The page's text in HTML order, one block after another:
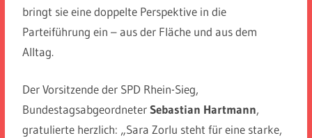
bringt sie eine doppelte Perspektive in die
Parteiführung ein – aus der Fläche und aus dem
Alltag.
Der Vorsitzende der SPD Rhein-Sieg,
BundestagsabgeordneterSebastian Hartmann,
gratulierte herzlich: „Sara Zorlu steht für eine starke,